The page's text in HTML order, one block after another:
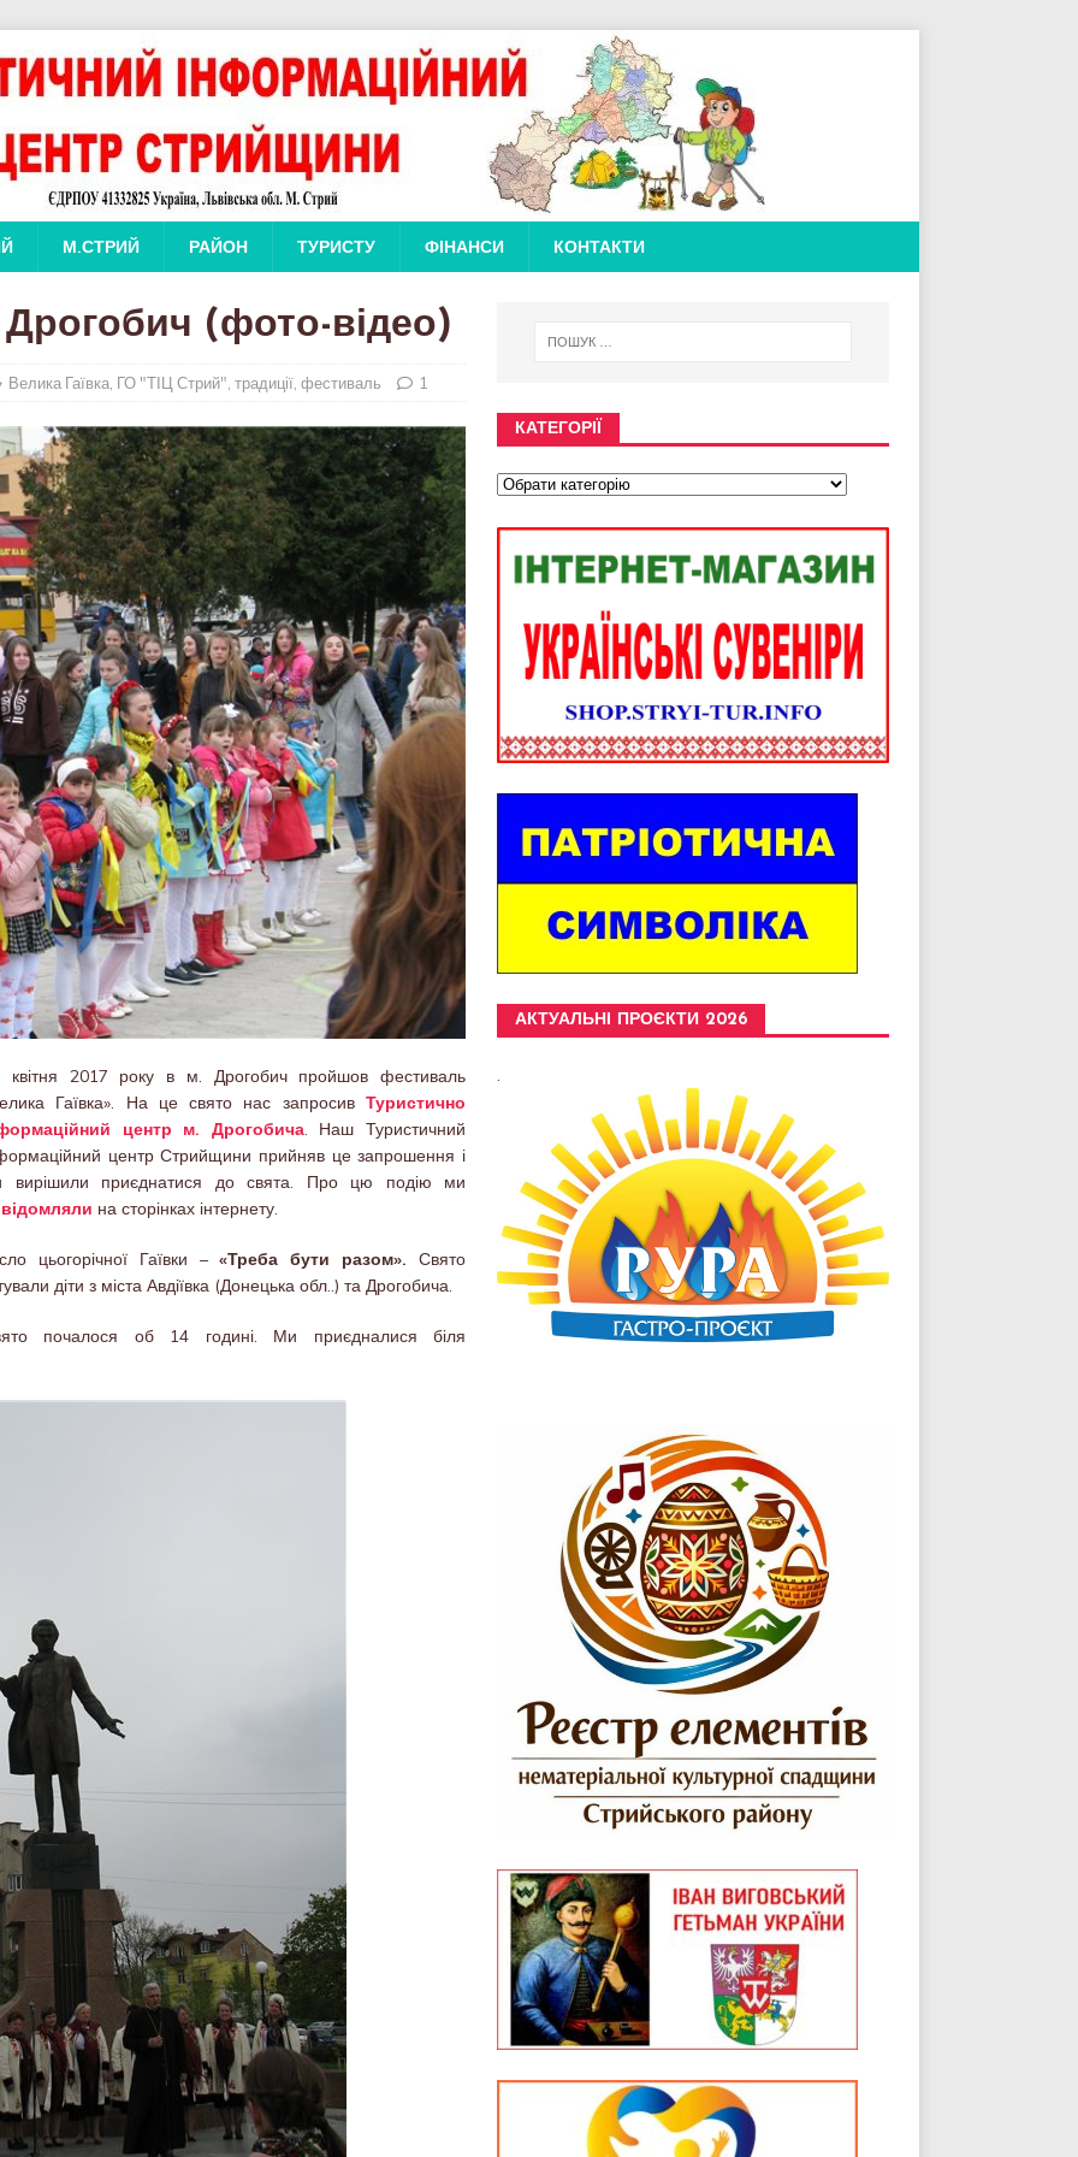
М.СТРИЙ РАЙОН ТУРИСТУ ФІНАНСИ КОНТАКТИ
Дрогобич (фото-відео)
Велика Гаївка ГО "ТІЦ Стрий" традиції фестиваль 1
квітня 2017 року в м. Дрогобич пройшов фестиваль
Гаївка». На це свято нас запросивТуристично
центр м. Дрогобича. Наш Туристичний
центр Стрийщини прийняв це запрошення і
вирішили приєднатися до свята. Про цю подію ми
на сторінках інтернету.
цьогорічної Гаївки –«Треба бути разом». Свято
діти з міста Авдіївка (Донецька обл..) та Дрогобича.
почалося об 14 годині. Ми приєдналися біля
КАТЕГОРІЇ
АКТУАЛЬНІ ПРОЄКТИ 2026
.